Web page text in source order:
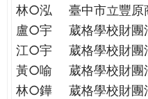
民。
WAGOR
TODAY
THE
WORLD
TOMORROW
林○泓
臺中市立豐原
盧○宇
葳格學校財團
江○宇
葳格學校財團
黃○喻
葳格學校財團
林○鏵
葳格學校財團